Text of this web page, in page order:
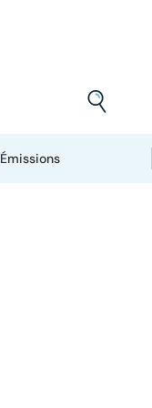
Émissions